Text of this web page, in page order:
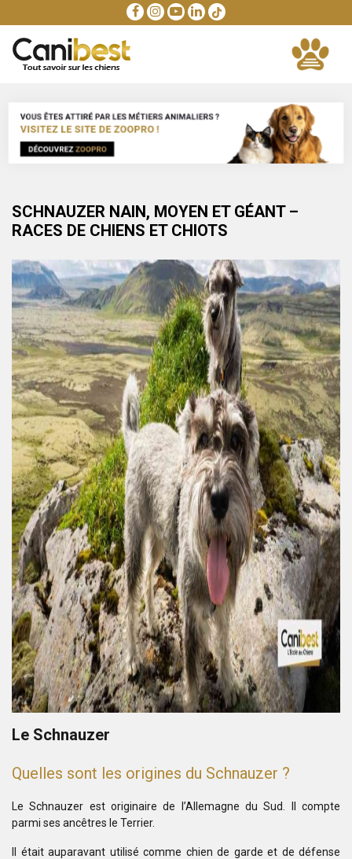
SCHNAUZER NAIN, MOYEN ET GÉANT –
RACES DE CHIENS ET CHIOTS
Le Schnauzer
Quelles sont les origines du Schnauzer ?
Le Schnauzer est originaire de l’Allemagne du Sud. Il compte
parmi ses ancêtres le Terrier.
Il était auparavant utilisé comme chien de garde et de défense